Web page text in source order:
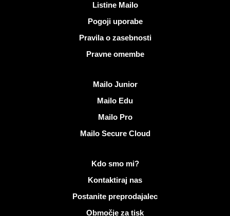
Listine Mailo
Pogoji uporabe
Pravila o zasebnosti
Pravne omembe
Mailo Junior
Mailo Edu
Mailo Pro
Mailo Secure Cloud
Kdo smo mi?
Kontaktiraj nas
Postanite preprodajalec
Območje za tisk